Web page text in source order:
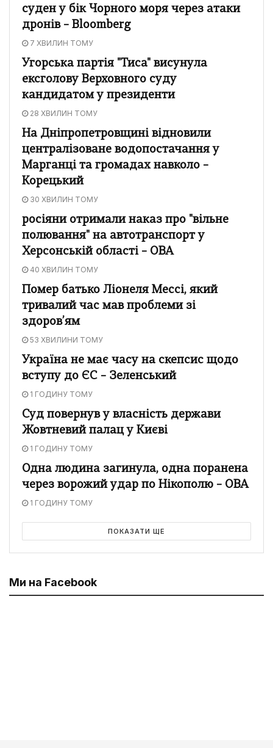
суден у бік Чорного моря через атаки
дронів – Bloomberg
7 ХВИЛИН ТОМУ
Угорська партія "Тиса" висунула
ексголову Верховного суду
кандидатом у президенти
28 ХВИЛИН ТОМУ
На Дніпропетровщині відновили
централізоване водопостачання у
Марганці та громадах навколо –
Корецький
30 ХВИЛИН ТОМУ
росіяни отримали наказ про "вільне
полювання" на автотранспорт у
Херсонській області – ОВА
40 ХВИЛИН ТОМУ
Помер батько Ліонеля Мессі, який
тривалий час мав проблеми зі
здоров’ям
53 ХВИЛИНИ ТОМУ
Україна не має часу на скепсис щодо
вступу до ЄС – Зеленський
1 ГОДИНУ ТОМУ
Суд повернув у власність держави
Жовтневий палац у Києві
1 ГОДИНУ ТОМУ
Одна людина загинула, одна поранена
через ворожий удар по Нікополю – ОВА
1 ГОДИНУ ТОМУ
ПОКАЗАТИ ЩЕ
Ми на Facebook